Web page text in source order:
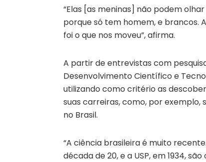
“Elas [as meninas] não podem
porque só tem homem, e brancos.
foi o que nos moveu”, afirma.
A partir de entrevistas com
Desenvolvimento Científico e
utilizando como critério as
suas carreiras, como, por
no Brasil.
“A ciência brasileira é muito
década de 20, e a USP, em 1934,